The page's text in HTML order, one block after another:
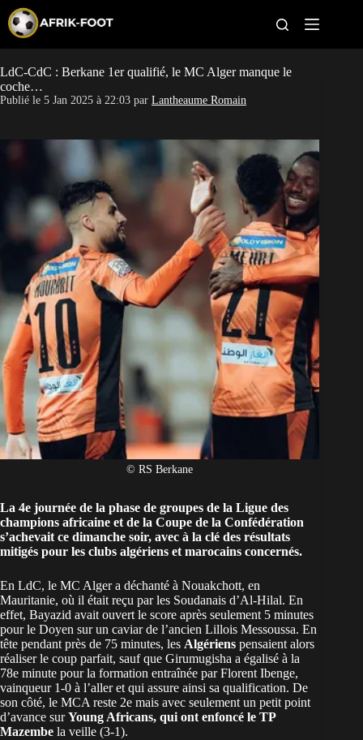
p
t
o
c
o
CAN féminine
Clubs
Classement
Paris sportifs
LdC-CdC : Berkane 1er qualifié, le MC Alger manque le
coche…
Publié le 5 Jan 2025 à 22:03 par Lantheaume Romain
© RS Berkane
La 4e journée de la phase de groupes de la Ligue des
champions africaine et de la Coupe de la Confédération
s’achevait ce dimanche soir, avec à la clé des résultats
mitigés pour les clubs algériens et marocains concernés.
En LdC, le MC Alger a déchanté à Nouakchott, en
Mauritanie, où il était reçu par les Soudanais d’Al-Hilal. En
effet, Bayazid avait ouvert le score après seulement 5 minutes
pour le Doyen sur un caviar de l’ancien Lillois Messoussa. En
tête pendant près de 75 minutes, les Algériens pensaient alors
réaliser le coup parfait, sauf que Girumugisha a égalisé à la
78e minute pour la formation entraînée par Florent Ibenge,
vainqueur 1-0 à l’aller et qui assure ainsi sa qualification. De
son côté, le MCA reste 2e mais avec seulement un petit point
d’avance surYoung Africans, qui ont enfoncé le TP
Mazembe la veille (3-1).